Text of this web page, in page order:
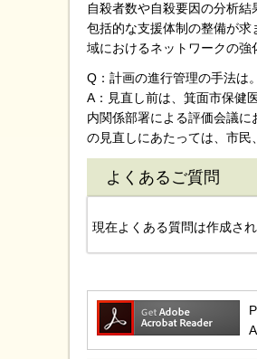
自殺者数や自殺要因の分析
包括的な支援体制の整備が
域におけるネットワークの強
Q：計画の進行管理の手法は。
A：見直し前は、箕面市保健
内関係部署による評価会議
の見直しにあたっては、市民
よくあるご質問
現在よくある質問は作成され